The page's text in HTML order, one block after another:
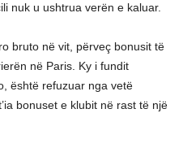
nuk u ushtrua verën e kaluar.
bruto në vit, përveç bonusit të
në Paris. Ky i fundit
është refuzuar nga vetë
bonuset e klubit në rast të një